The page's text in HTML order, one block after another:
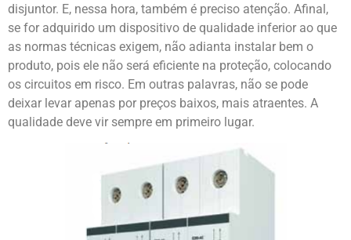
disjuntor. E, nessa hora, também é preciso atenção. Afinal,
se for adquirido um dispositivo de qualidade inferior ao que
as normas técnicas exigem, não adianta instalar bem o
produto, pois ele não será eficiente na proteção, colocando
os circuitos em risco. Em outras palavras, não se pode
deixar levar apenas por preços baixos, mais atraentes. A
qualidade deve vir sempre em primeiro lugar.